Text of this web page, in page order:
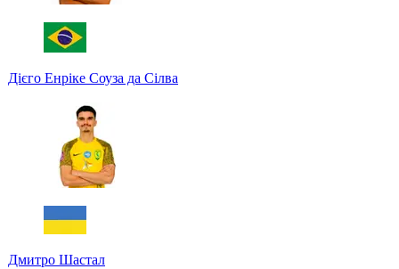
Дієго Енріке Соуза да Сілва
Дмитро Шастал